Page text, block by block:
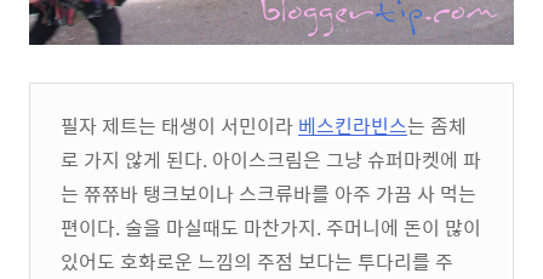
필자 제트는 태생이 서민이라 베스킨라빈스는 좀체
로 가지 않게 된다. 아이스크림은 그냥 슈퍼마켓에 파
는 쮸쮸바 탱크보이나 스크류바를 아주 가끔 사 먹는
편이다. 술을 마실때도 마찬가지. 주머니에 돈이 많이
있어도 호화로운 느낌의 주점 보다는 투다리를 주